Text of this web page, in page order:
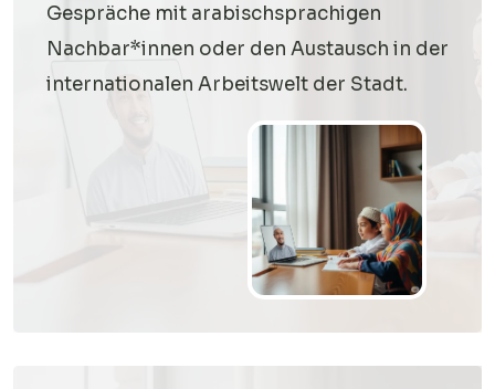
Gespräche mit arabischsprachigen
Nachbar*innen oder den Austausch in der
internationalen Arbeitswelt der Stadt.